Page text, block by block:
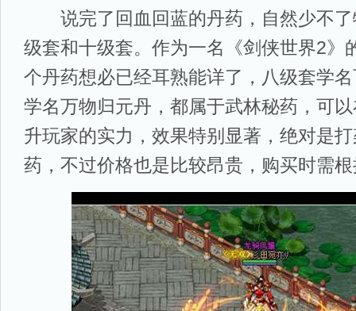
说完了回血回蓝的丹药，自然少不
级套和十级套。作为一名《剑侠世界2》
个丹药想必已经耳熟能详了，八级套学
学名万物归元丹，都属于武林秘药，可
升玩家的实力，效果特别显著，绝对是
药，不过价格也是比较昂贵，购买时需